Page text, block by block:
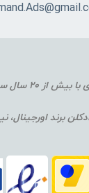
فروشگاه
برند اورجینال،